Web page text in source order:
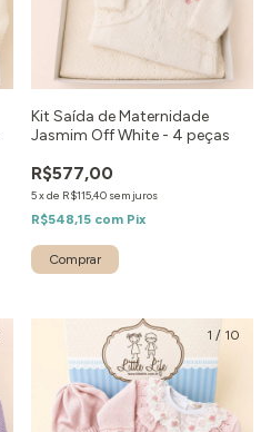
Kit Saída de Maternidade
Jasmim Off White - 4 peças
R$577,00
5xde R$115,40 sem juros
R$548,15 com Pix
Comprar
1 / 10